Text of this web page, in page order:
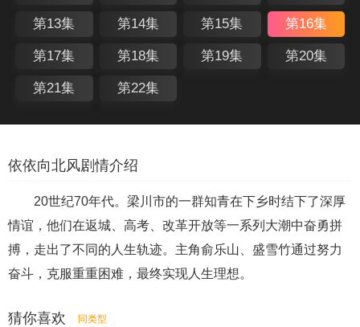
第13集 第14集 第15集 第16集
第17集 第18集 第19集 第20集
第21集 第22集
依依向北风剧情介绍
20世纪70年代。梁川市的一群知青在下乡时结下了深厚
情谊，他们在返城、高考、改革开放等一系列大潮中奋勇拼
搏，走出了不同的人生轨迹。主角俞乐山、盛雪竹通过努力
奋斗，克服重重困难，最终实现人生理想。
猜你喜欢 同类型